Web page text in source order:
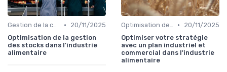
Gestion de la chaîne •
20/11/2025
Optimisation de la gestion
des stocks dans l'industrie
alimentaire
Optimisation des coûts •
20/11/2025
Optimiser votre stratégie
avec un plan industriel et
commercial dans l'industrie
alimentaire